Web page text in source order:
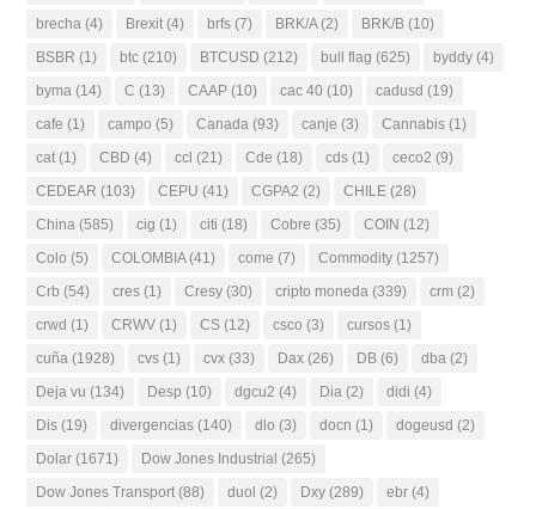
brecha (4) Brexit (4) brfs (7) BRK/A(2) BRK/B (10)
BSBR (1) btc (210) BTCUSD (212) bull flag (625) byddy (4)
byma (14) C (13) CAAP (10) cac 40 (10) cadusd (19)
cafe (1) campo (5) Canada (93) canje (3) Cannabis (1)
cat (1) CBD (4) ccl (21) Cde (18) cds (1) ceco2 (9)
CEDEAR (103) CEPU (41) CGPA2 (2) CHILE (28)
China (585) cig (1) citi (18) Cobre (35) COIN (12)
Colo (5) COLOMBIA(41) come (7) Commodity (1257)
Crb (54) cres (1) Cresy (30) cripto moneda (339) crm (2)
crwd (1) CRWV (1) CS (12) csco (3) cursos (1)
cuña (1928) cvs (1) cvx (33) Dax (26) DB (6) dba (2)
Deja vu (134) Desp (10) dgcu2 (4) Dia (2) didi (4)
Dis (19) divergencias (140) dlo (3) docn (1) dogeusd (2)
Dolar (1671) Dow Jones Industrial (265)
Dow Jones Transport (88) duol (2) Dxy (289) ebr (4)